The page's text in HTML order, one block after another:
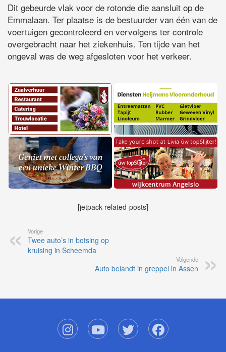
Dit gebeurde vlak voor de rotonde die aansluit op de
Emmalaan. Ter plaatse is de bestuurder van één van de
voertuigen gecontroleerd en vervolgens ter controle
overgebracht naar het ziekenhuis. Ten tijde van het
ongeval was de weg afgesloten voor het verkeer.
[jetpack-related-posts]
Vorige
Twee auto’s in botsing op
kruising in Scheemda
Volgende
Auto belandt in greppel in Assen